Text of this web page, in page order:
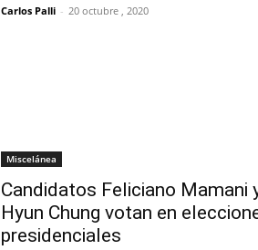
Carlos Palli - 20 octubre , 2020
Miscelánea
Candidatos Feliciano Mamani
Hyun Chung votan en
presidenciales